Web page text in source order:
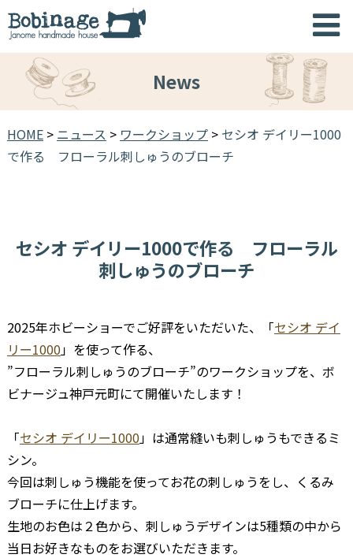
News
HOME> ニュース > ワークショップ> セシオ デイリー1000
で作る フローラル刺しゅうのブローチ
セシオ デイリー1000で作る フローラル
刺しゅうのブローチ
2025年ホビーショーでご好評をいただいた、「セシオ デイ
リー1000」を使って作る、
”フローラル刺しゅうのブローチ”のワークショップを、ボ
ビナージュ神戸元町にて開催いたします！
「セシオ デイリー1000」は通常縫いも刺しゅうもできるミ
シン。
今回は刺しゅう機能を使ってお花の刺しゅうをし、くるみ
ブローチに仕上げます。
生地のお色は２色から、刺しゅうデザインは5種類の中から
当日お好きなものをお選びいただきます。